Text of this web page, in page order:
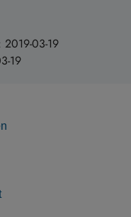
2019-03-19
19